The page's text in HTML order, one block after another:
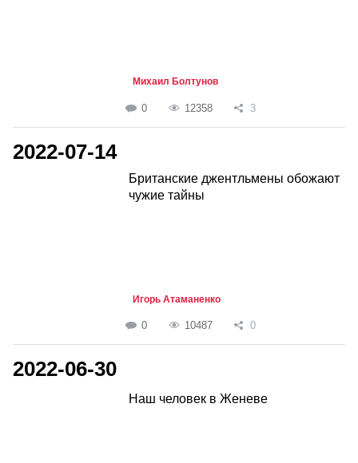
Михаил Болтунов
0 12358 3
2022-07-14
Британские джентльмены обожают
чужие тайны
Игорь Атаманенко
0 10487 0
2022-06-30
Наш человек в Женеве